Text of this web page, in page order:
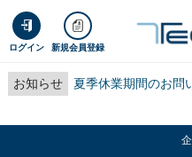
ログイン 新規会員登録
お知らせ 夏季休業期間のお問